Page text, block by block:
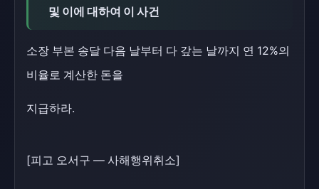
및 이에 대하여 이 사건
소장 부본 송달 다음 날부터 다 갚는 날까지 연 12%의
비율로 계산한 돈을
지급하라.
[피고 오서구 — 사해행위취소]